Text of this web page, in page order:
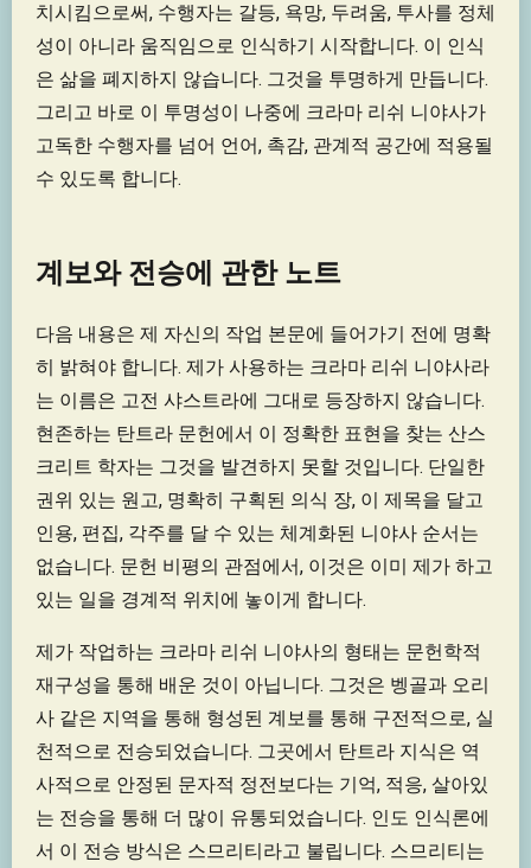
치시킴으로써, 수행자는 갈등, 욕망, 두려움, 투사를 정체
성이 아니라 움직임으로 인식하기 시작합니다. 이 인식
은 삶을 폐지하지 않습니다. 그것을 투명하게 만듭니다.
그리고 바로 이 투명성이 나중에 크라마 리쉬 니야사가
고독한 수행자를 넘어 언어, 촉감, 관계적 공간에 적용될
수 있도록 합니다.
계보와 전승에 관한 노트
다음 내용은 제 자신의 작업 본문에 들어가기 전에 명확
히 밝혀야 합니다. 제가 사용하는 크라마 리쉬 니야사라
는 이름은 고전 샤스트라에 그대로 등장하지 않습니다.
현존하는 탄트라 문헌에서 이 정확한 표현을 찾는 산스
크리트 학자는 그것을 발견하지 못할 것입니다. 단일한
권위 있는 원고, 명확히 구획된 의식 장, 이 제목을 달고
인용, 편집, 각주를 달 수 있는 체계화된 니야사 순서는
없습니다. 문헌 비평의 관점에서, 이것은 이미 제가 하고
있는 일을 경계적 위치에 놓이게 합니다.
제가 작업하는 크라마 리쉬 니야사의 형태는 문헌학적
재구성을 통해 배운 것이 아닙니다. 그것은 벵골과 오리
사 같은 지역을 통해 형성된 계보를 통해 구전적으로, 실
천적으로 전승되었습니다. 그곳에서 탄트라 지식은 역
사적으로 안정된 문자적 정전보다는 기억, 적응, 살아있
는 전승을 통해 더 많이 유통되었습니다. 인도 인식론에
서 이 전승 방식은 스므리티라고 불립니다. 스므리티는